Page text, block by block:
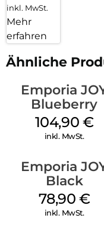
inkl. MwSt.
Mehr
erfahren
Ähnliche
Emporia
Blueberry
104,90 €
inkl. MwSt.
Emporia
Black
78,90 €
inkl. MwSt.